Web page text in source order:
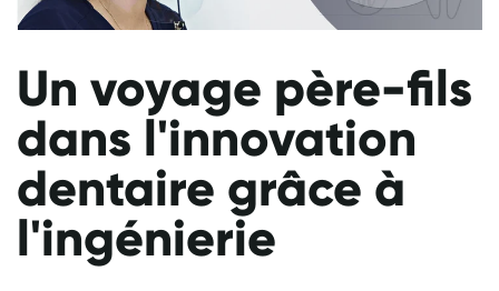
Un voyage père-fils
dans l'innovation
dentaire grâce à
l'ingénierie